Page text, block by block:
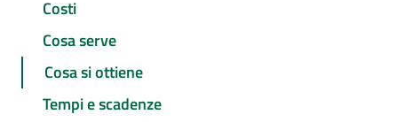
Costi
Cosa serve
Cosa si ottiene
Tempi e scadenze